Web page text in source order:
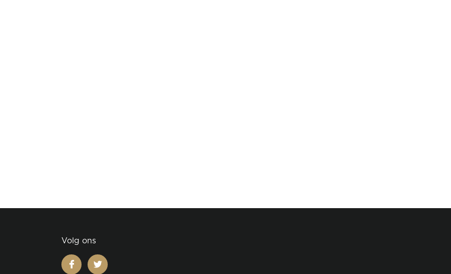
Volg ons
facebooktwitter